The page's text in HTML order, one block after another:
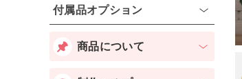
付属品オプション
商品について